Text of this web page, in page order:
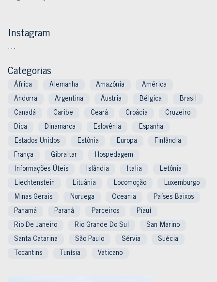
Instagram
…
Categorias
África Alemanha Amazônia América
Andorra Argentina Áustria Bélgica Brasil
Canadá Caribe Ceará Croácia Cruzeiro
Dica Dinamarca Eslovênia Espanha
Estados Unidos Estônia Europa Finlândia
França Gibraltar Hospedagem
Informações Úteis Islândia Italia Letônia
Liechtenstein Lituânia Locomoção Luxemburgo
Minas Gerais Noruega Oceania Países Baixos
Panamá Paraná Parceiros Piauí
Rio De Janeiro Rio Grande Do Sul San Marino
Santa Catarina São Paulo Sérvia Suécia
Tocantins Tunísia Vaticano